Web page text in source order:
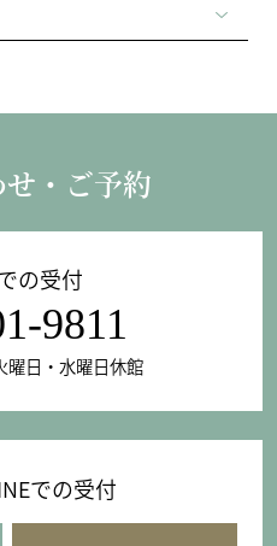
・ご予約
の受付
9811
曜日・水曜日休館
での受付